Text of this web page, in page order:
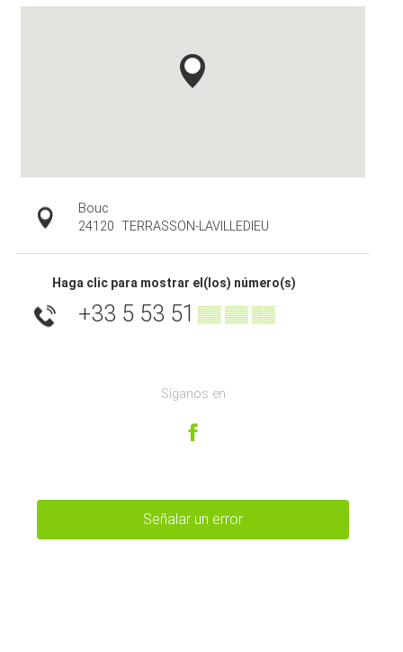
Bouc
24120 TERRASSON-LAVILLEDIEU
Haga clic para mostrar el(los) número(s)
+33 5 53 51 ▒▒ ▒▒ ▒▒
Síganos en
Señalar un error